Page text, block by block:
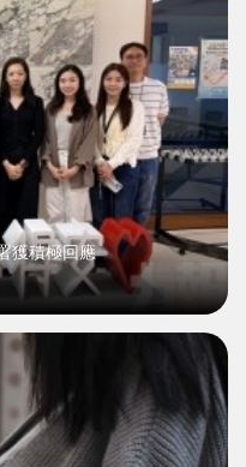
獲積極回應